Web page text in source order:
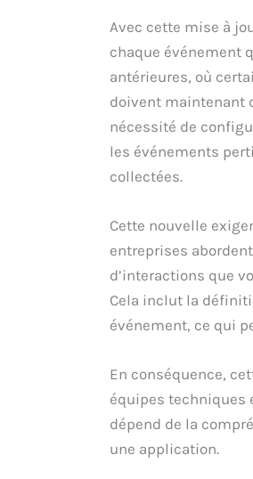
Avec cette mise à
chaque événement
antérieures, où
doivent maintenant
nécessité de
les événements
collectées.
Cette nouvelle
entreprises
d’interactions que
Cela inclut la
événement, ce qui
En conséquence,
équipes techniques
dépend de la
une application.